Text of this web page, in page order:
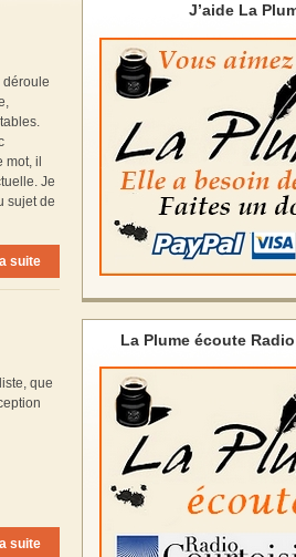
déroule
il
Je
sujet de
suite
que
suite
J’aide La
La Plume écoute